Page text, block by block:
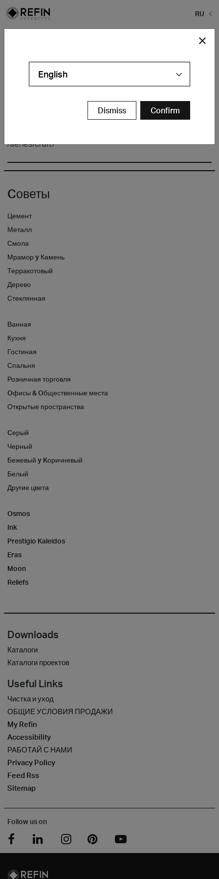
RU
/series/craft/
Cоветы
Цемент
Металл
Смола
Мрамор y Камень
Терракотовый
Дерево
Стеклянная
Ванная
Кухня
Гостиная
Спальня
Розничная торговля
Oфисы & Oбщественные места
Открытые пространства
Cерый
Черный
Бежевый y Kоричневый
Белый
Другие цвета
Osmos
Ink
Prestigio Kaleidos
Eras
Moon
Reliefs
Downloads
Каталоги
Каталоги проектов
Useful Links
Чистка и уход
ОБЩИЕ УСЛОВИЯ ПРОДАЖИ
My Refin
Accessibility
РАБОТАЙ С НАМИ
Privacy Policy
Feed Rss
Sitemap
Follow us on
English
Dismiss Confirm